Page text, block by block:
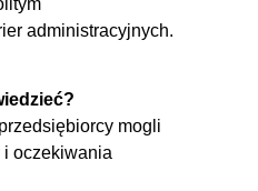
administracyjnych.
mogli
i oczekiwania